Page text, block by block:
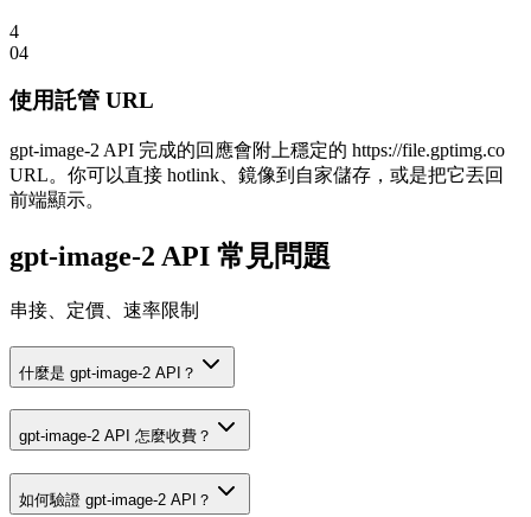
4
04
使用託管 URL
gpt-image-2 API 完成的回應會附上穩定的 https://file.gptimg.co
URL。你可以直接 hotlink、鏡像到自家儲存，或是把它丟回
前端顯示。
gpt-image-2 API 常見問題
串接、定價、速率限制
什麼是 gpt-image-2 API？
gpt-image-2 API 怎麼收費？
如何驗證 gpt-image-2 API？